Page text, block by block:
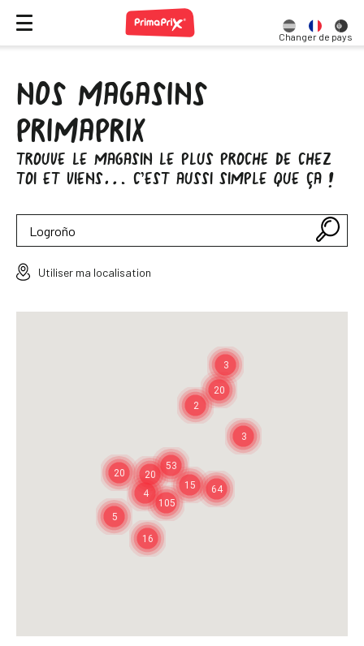
Changer de pays
NOS MAGASINS
PRIMAPRIX
TROUVE LE MAGASIN LE PLUS PROCHE DE CHEZ
TOI ET VIENS… C’EST AUSSI SIMPLE QUE ÇA !
Utiliser ma localisation
20
3
3
2
105
64
20
5
20
53
16
15
4